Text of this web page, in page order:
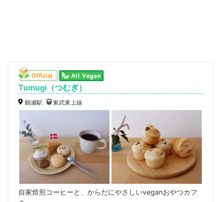
Tumugi（つむぎ）
鶴瀬駅 東武東上線
自家焙煎コーヒーと、からだにやさしいveganおやつカフ